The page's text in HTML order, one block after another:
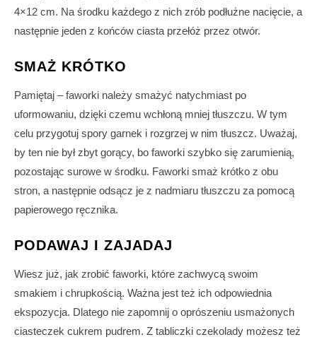
4×12 cm. Na środku każdego z nich zrób podłużne nacięcie, a
następnie jeden z końców ciasta przełóż przez otwór.
SMAŻ KRÓTKO
Pamiętaj – faworki należy smażyć natychmiast po
uformowaniu, dzięki czemu wchłoną mniej tłuszczu. W tym
celu przygotuj spory garnek i rozgrzej w nim tłuszcz. Uważaj,
by ten nie był zbyt gorący, bo faworki szybko się zarumienią,
pozostając surowe w środku. Faworki smaż krótko z obu
stron, a następnie odsącz je z nadmiaru tłuszczu za pomocą
papierowego ręcznika.
PODAWAJ I ZAJADAJ
Wiesz już, jak zrobić faworki, które zachwycą swoim
smakiem i chrupkością. Ważna jest też ich odpowiednia
ekspozycja. Dlatego nie zapomnij o oprószeniu usmażonych
ciasteczek cukrem pudrem. Z tabliczki czekolady możesz też